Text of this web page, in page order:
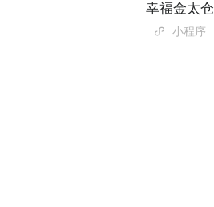
幸福金太仓
小程序